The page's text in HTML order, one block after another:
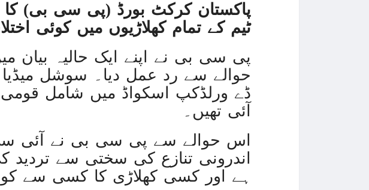
پاکستان کرکٹ بورڈ (پی سی بی) کا
ٹیم کے تمام کھلاڑیوں میں کوئی
پی سی بی نے اپنے ایک حالیہ بیان
حوالے سے رد عمل دیا۔ سوشل
ڈے ورلڈکپ اسکواڈ میں شامل قومی
آئی تھیں۔
اس حوالے سے پی سی بی نے آئی
اندرونی تنازع کی سختی سے
ہے اور کسی کھلاڑی کا کسی سے